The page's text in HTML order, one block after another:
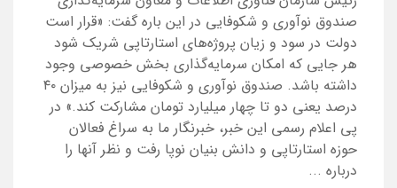
صندوق نوآوری و شکوفایی در این باره گفت: «قرار است
دولت در سود و زیان پروژه‌های استارتاپی شریک‌ ‌شود
هر جایی که امکان سرمایه‌گذاری بخش خصوصی وجود
داشته باشد. صندوق نوآوری و شکوفایی نیز به میزان ۴۰
درصد یعنی دو تا چهار میلیارد تومان مشارکت کند.» در
پی اعلام رسمی این خبر، خبرنگار ما به سراغ فعالان
حوزه استارتاپی و دانش بنیان نوپا رفت و نظر آنها را
درباره ...